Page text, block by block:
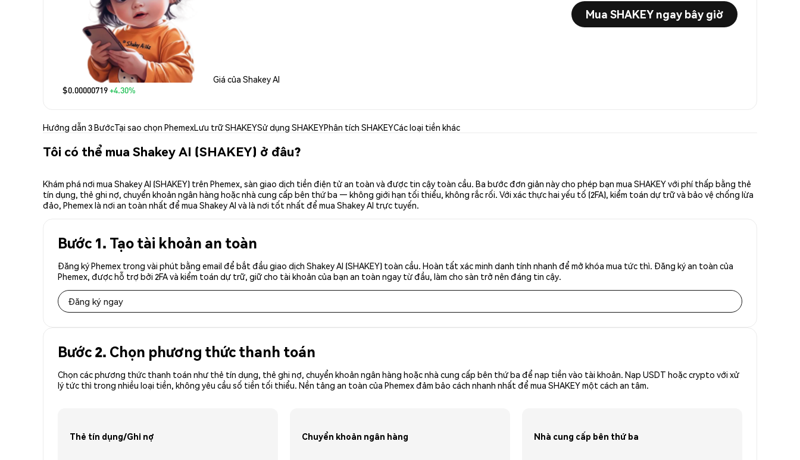
Giá của Shakey AI
$0.00000719+4.30%
Mua SHAKEY ngay bây giờ
Hướng dẫn 3 BướcTại sao chọn PhemexLưu trữ SHAKEYSử dụng SHAKEYPhân tích SHAKEYCác loại tiền khác
Tôi có thể mua Shakey AI (SHAKEY) ở đâu?
Khám phá nơi mua Shakey AI (SHAKEY) trên Phemex, sàn giao dịch tiền điện tử an toàn và được tin cậy toàn cầu. Ba bước đơn giản này cho phép bạn mua SHAKEY với phí thấp bằng thẻ
tín dụng, thẻ ghi nợ, chuyển khoản ngân hàng hoặc nhà cung cấp bên thứ ba — không giới hạn tối thiểu, không rắc rối. Với xác thực hai yếu tố (2FA), kiểm toán dự trữ và bảo vệ chống lừa
đảo, Phemex là nơi an toàn nhất để mua Shakey AI và là nơi tốt nhất để mua Shakey AI trực tuyến.
Bước 1. Tạo tài khoản an toàn
Đăng ký Phemex trong vài phút bằng email để bắt đầu giao dịch Shakey AI (SHAKEY) toàn cầu. Hoàn tất xác minh danh tính nhanh để mở khóa mua tức thì. Đăng ký an toàn của
Phemex, được hỗ trợ bởi 2FA và kiểm toán dự trữ, giữ cho tài khoản của bạn an toàn ngay từ đầu, làm cho sàn trở nên đáng tin cậy.
Đăng ký ngay
Bước 2. Chọn phương thức thanh toán
Chọn các phương thức thanh toán như thẻ tín dụng, thẻ ghi nợ, chuyển khoản ngân hàng hoặc nhà cung cấp bên thứ ba để nạp tiền vào tài khoản. Nạp USDT hoặc crypto với xử
lý tức thì trong nhiều loại tiền, không yêu cầu số tiền tối thiểu. Nền tảng an toàn của Phemex đảm bảo cách nhanh nhất để mua SHAKEY một cách an tâm.
Thẻ tín dụng/Ghi nợ Chuyển khoản ngân hàng Nhà cung cấp bên thứ ba